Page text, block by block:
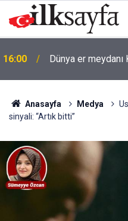
16:00 Dünya er meydanı
Anasayfa Medya
sinyali: “Artık bitti”